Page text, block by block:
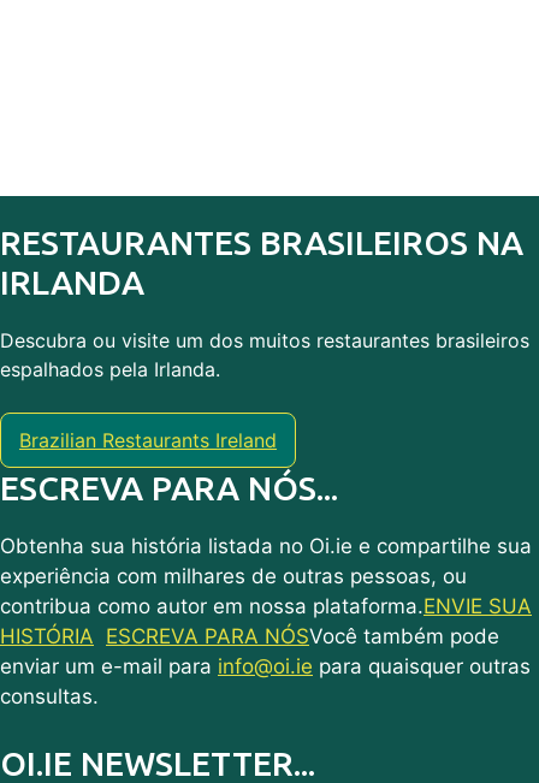
RESTAURANTES BRASILEIROS NA
IRLANDA
Descubra ou visite um dos muitos restaurantes brasileiros
espalhados pela Irlanda.
Brazilian Restaurants Ireland
ESCREVA PARA NÓS...
Obtenha sua história listada no Oi.ie e compartilhe sua
experiência com milhares de outras pessoas, ou
contribua como autor em nossa plataforma.ENVIE SUA
HISTÓRIA ESCREVA PARA NÓSVocê também pode
enviar um e-mail para info@oi.ie para quaisquer outras
consultas.
OI.IE NEWSLETTER...